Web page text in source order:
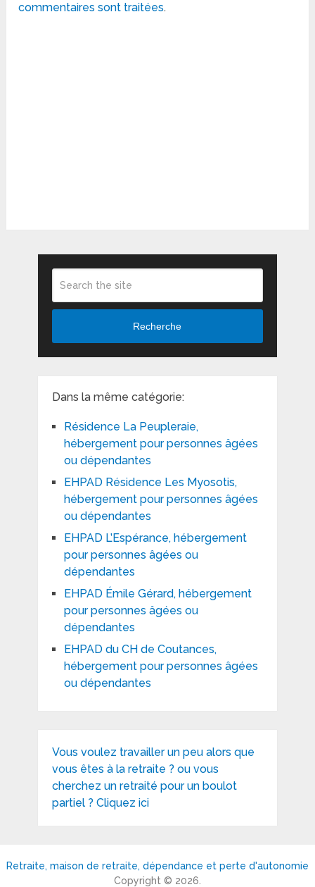
commentaires sont traitées.
Recherche
Dans la même catégorie:
Résidence La Peupleraie,
hébergement pour personnes âgées
ou dépendantes
EHPAD Résidence Les Myosotis,
hébergement pour personnes âgées
ou dépendantes
EHPAD L’Espérance, hébergement
pour personnes âgées ou
dépendantes
EHPAD Émile Gérard, hébergement
pour personnes âgées ou
dépendantes
EHPAD du CH de Coutances,
hébergement pour personnes âgées
ou dépendantes
Vous voulez travailler un peu alors que
vous êtes à la retraite ? ou vous
cherchez un retraité pour un boulot
partiel ? Cliquez ici
Retraite, maison de retraite, dépendance et perte d'autonomie
Copyright © 2026.